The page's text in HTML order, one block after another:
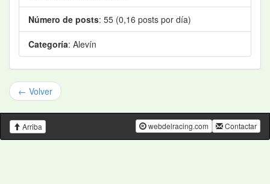
Número de posts: 55 (0,16 posts por día)
Categoría: Alevín
← Volver
Contactar
webdelracing.com
Arriba